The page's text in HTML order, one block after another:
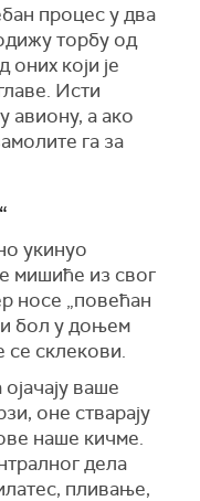
процес у два
торбу од
оних који је
Исти
авиону, а ако
га за
укинуо
мишиће из свог
носе „повећан
бол у доњем
се склекови.
ваше
оне стварају
наше кичме.
дела
пливање,